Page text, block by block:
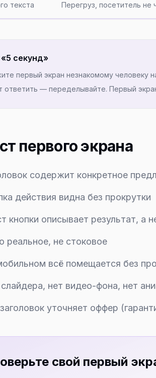
текста Перегруз, посетитель не
секунд»
первый экран незнакомому человеку
ответить — переделывайте. Первый
первого экрана
содержит конкретное
действия видна без прокрутки
кнопки описывает результат, а
реальное, не стоковое
всё помещается без
нет видео-фона, нет
уточняет оффер
свой первый